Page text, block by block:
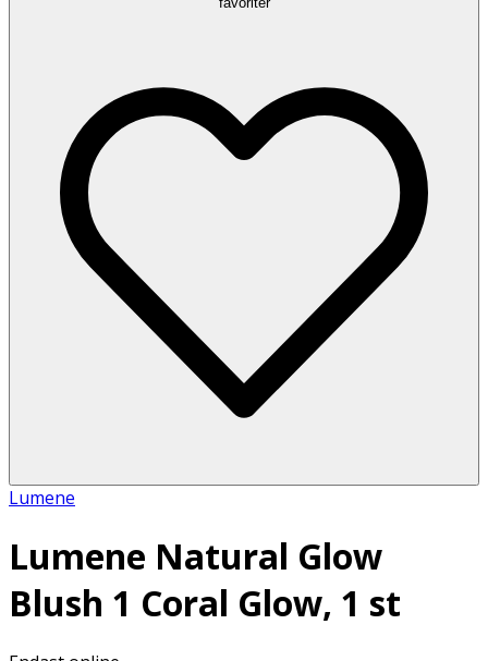
Lumene
Lumene Natural Glow
Blush 1 Coral Glow, 1 st